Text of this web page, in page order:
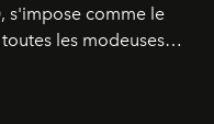
s'impose comme le
les modeuses